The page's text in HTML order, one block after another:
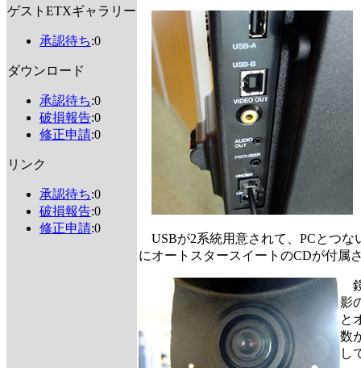
ゲストETXギャラリー
承認待ち:0
ダウンロード
承認待ち:0
破損報告:0
修正申請:0
リンク
承認待ち:0
破損報告:0
修正申請:0
USBが2系統用意されて、PCとつな
にオートスタースイートのCDが付属
影
と
数
し